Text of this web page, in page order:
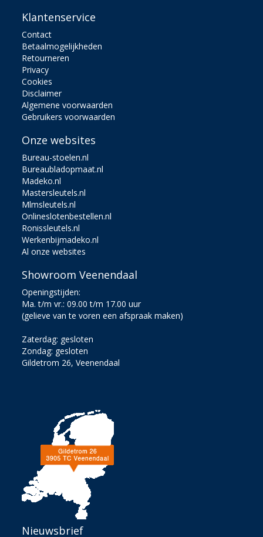
Klantenservice
Contact
Betaalmogelijkheden
Retourneren
Privacy
Cookies
Disclaimer
Algemene voorwaarden
Gebruikers voorwaarden
Onze websites
Bureau-stoelen.nl
Bureaubladopmaat.nl
Madeko.nl
Mastersleutels.nl
Mlmsleutels.nl
Onlineslotenbestellen.nl
Ronissleutels.nl
Werkenbijmadeko.nl
Al onze websites
Showroom Veenendaal
Openingstijden:
Ma. t/m vr.: 09.00 t/m 17.00 uur
(gelieve van te voren een afspraak maken)
Zaterdag: gesloten
Zondag: gesloten
Gildetrom 26, Veenendaal
Nieuwsbrief